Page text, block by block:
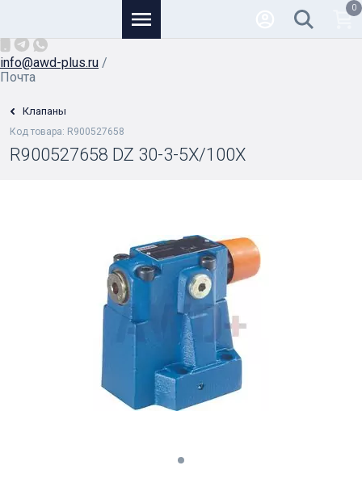
info@awd-plus.ru /
Почта
0
Клапаны
Код товара: R900527658
R900527658 DZ 30-3-5X/100X